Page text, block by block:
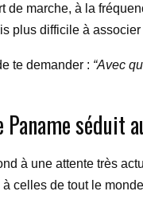
de marche, à la
plus difficile à
te demander : “Avec
séduit
à une attente très
celles de tout le